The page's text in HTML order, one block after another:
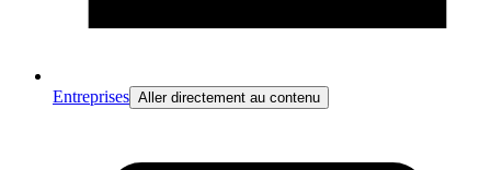
Entreprises Aller directement au contenu